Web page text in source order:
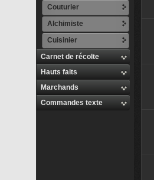
Couturier
Alchimiste
Cuisinier
Carnet de récolte
Hauts faits
Marchands
Commandes texte